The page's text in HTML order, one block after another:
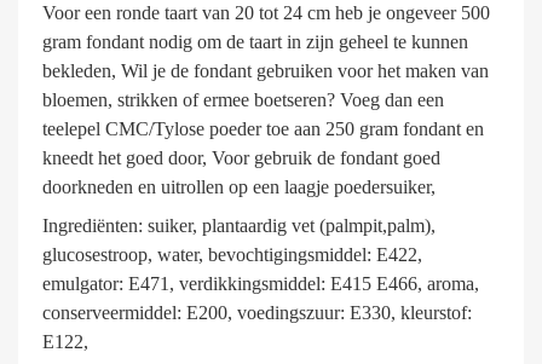
Voor een ronde taart van 20 tot 24 cm heb je ongeveer 500
gram fondant nodig om de taart in zijn geheel te kunnen
bekleden, Wil je de fondant gebruiken voor het maken van
bloemen, strikken of ermee boetseren? Voeg dan een
teelepel CMC/Tylose poeder toe aan 250 gram fondant en
kneedt het goed door, Voor gebruik de fondant goed
doorkneden en uitrollen op een laagje poedersuiker,
Ingrediënten: suiker, plantaardig vet (palmpit,palm),
glucosestroop, water, bevochtigingsmiddel: E422,
emulgator: E471, verdikkingsmiddel: E415 E466, aroma,
conserveermiddel: E200, voedingszuur: E330, kleurstof:
E122,